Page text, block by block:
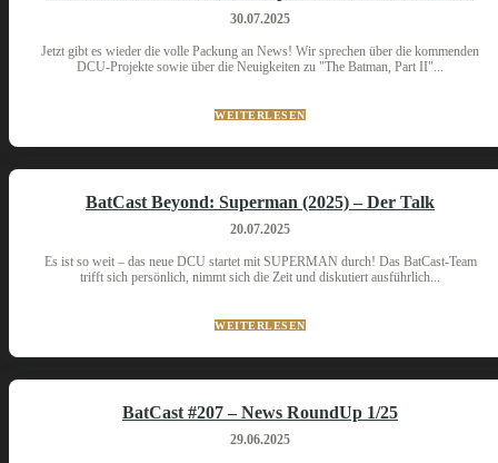
30.07.2025
Jetzt gibt es wieder die volle Packung an News! Wir sprechen über die kommenden
DCU-Projekte sowie über die Neuigkeiten zu "The Batman, Part II"...
WEITERLESEN
BatCast Beyond: Superman (2025) – Der Talk
20.07.2025
Es ist so weit – das neue DCU startet mit SUPERMAN durch! Das BatCast-Team
trifft sich persönlich, nimmt sich die Zeit und diskutiert ausführlich...
WEITERLESEN
BatCast #207 – News RoundUp 1/25
29.06.2025